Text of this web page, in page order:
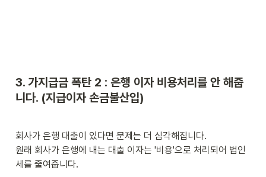
3. 가지급금 폭탄 2 : 은행 이자 비용처리를 안 해줍
니다. (지급이자 손금불산입)
회사가 은행 대출이 있다면 문제는 더 심각해집니다.
원래 회사가 은행에 내는 대출 이자는 '비용'으로 처리되어 법인
세를 줄여줍니다.